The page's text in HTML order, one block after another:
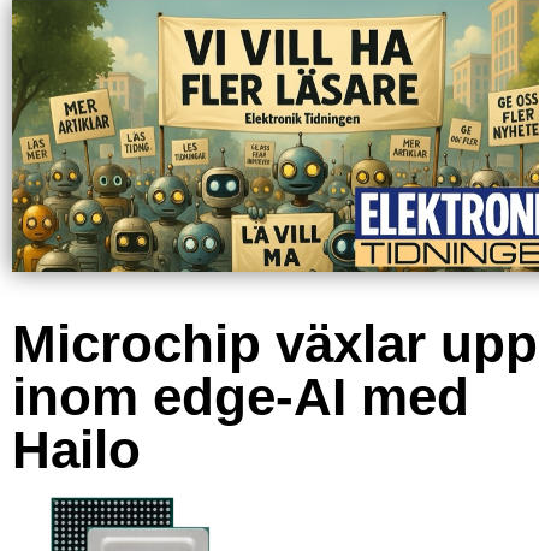
Microchip växlar upp
inom edge-AI med
Hailo